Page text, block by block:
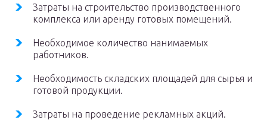
Затраты на строительство производственного
комплекса или аренду готовых помещений.
Необходимое количество нанимаемых
работников.
Необходимость складских площадей для сырья и
готовой продукции.
Затраты на проведение рекламных акций.